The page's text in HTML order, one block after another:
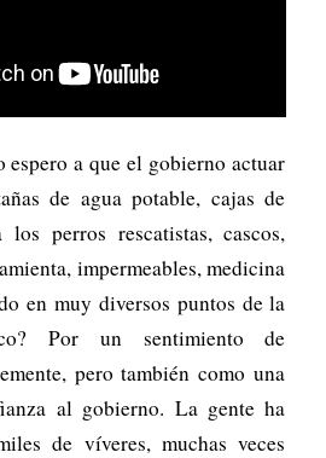
espero a que el gobierno actuar
de agua potable, cajas de
perros rescatistas, cascos,
impermeables, medicina
en muy diversos puntos de la
Por un sentimiento de
pero también como una
al gobierno. La gente ha
de víveres, muchas veces